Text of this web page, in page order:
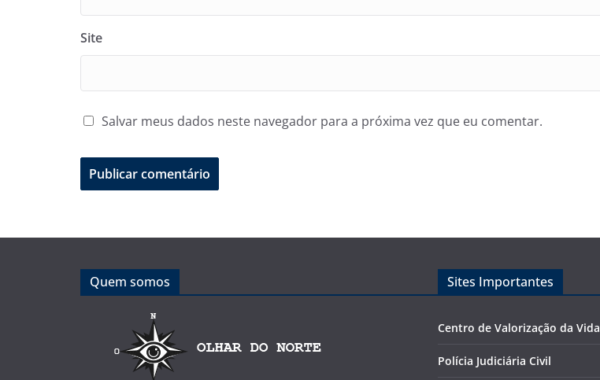
Site
Salvar meus dados neste navegador para a próxima vez que eu comentar.
Quem somos Sites Importantes
Centro de Valorização da Vida
Polícia Judiciária Civil